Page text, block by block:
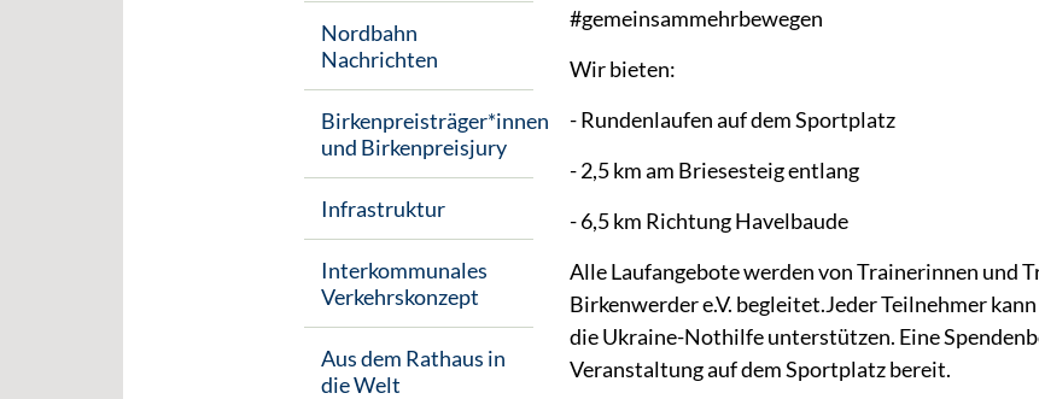
Nordbahn
Nachrichten
Birkenpreisträger*innen
und Birkenpreisjury
Infrastruktur
Interkommunales
Verkehrskonzept
Aus dem Rathaus in
die Welt
#gemeinsammehrbewegen
Wir bieten:
- Rundenlaufen auf dem Sportplatz
- 2,5 km am Briesesteig entlang
- 6,5 km Richtung Havelbaude
Alle Laufangebote werden von Trainerinnen und
Birkenwerder e.V. begleitet.Jeder Teilnehmer
die Ukraine-Nothilfe unterstützen. Eine
Veranstaltung auf dem Sportplatz bereit.